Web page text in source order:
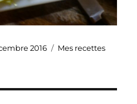
2016 Catégories
Mes recettes